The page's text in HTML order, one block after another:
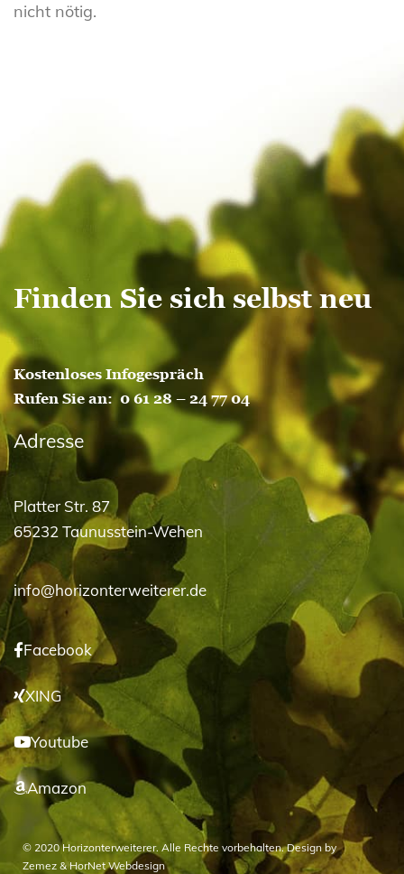
nicht nötig.
Finden Sie sich selbst neu
Kostenloses Infogespräch
Rufen Sie an: 0 61 28 – 24 77 04
Adresse
Platter Str. 87
65232 Taunusstein-Wehen
info@horizonterweiterer.de
Facebook
XING
Youtube
Amazon
© 2020 Horizonterweiterer. Alle Rechte vorbehalten. Design by
Zemez &HorNet Webdesign